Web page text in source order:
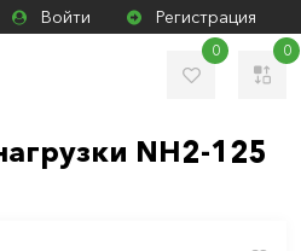
Войти Регистрация
0 0
NH2-125